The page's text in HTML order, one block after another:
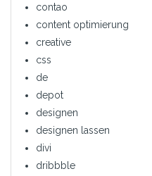
contao
content optimierung
creative
css
de
depot
designen
designen lassen
divi
dribbble